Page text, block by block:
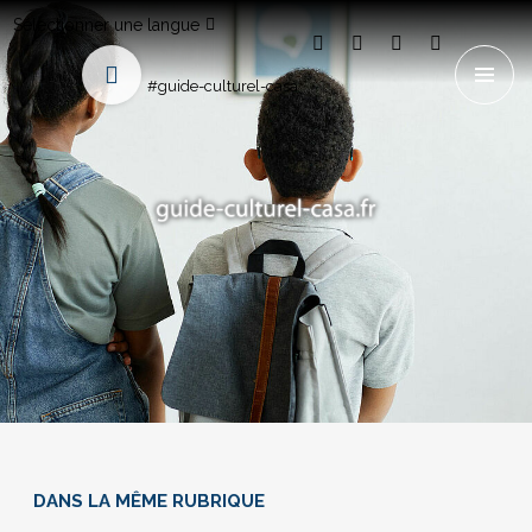
Sélectionner une langue
#guide-culturel-casa
DANS LA MÊME RUBRIQUE